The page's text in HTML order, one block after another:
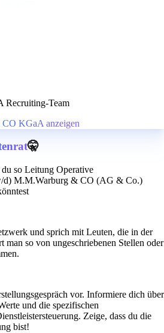
Recruiting-Team
KGaA anzeigen
🤫
so Leitung Operative
d) M.M.Warburg & CO (AG & Co.)
und sprich mit Leuten, die in der
man so von ungeschriebenen Stellen oder
vor. Informiere dich über
und die spezifischen
Zeige, dass du die
bist!